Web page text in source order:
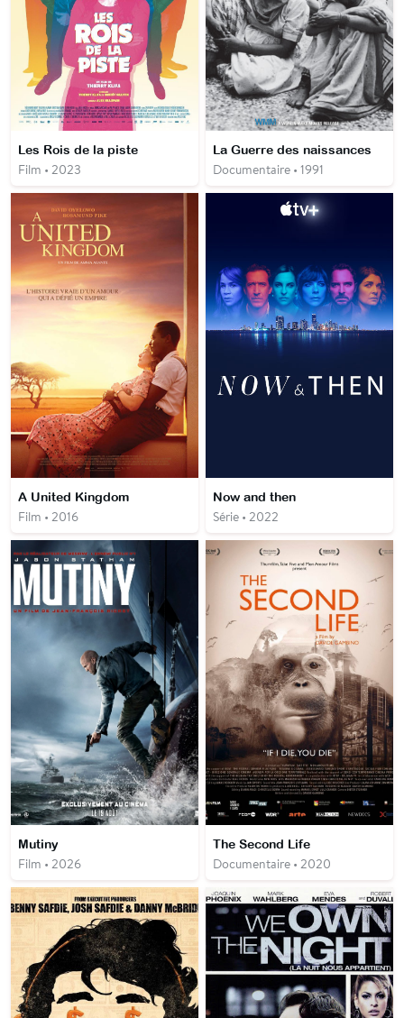
Les Rois de la piste
Film • 2023
La Guerre des naissances
Documentaire • 1991
A United Kingdom
Film • 2016
Now and then
Série • 2022
Mutiny
Film • 2026
The Second Life
Documentaire • 2020